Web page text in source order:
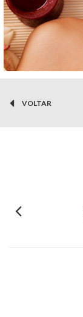
VOLTAR
Previous